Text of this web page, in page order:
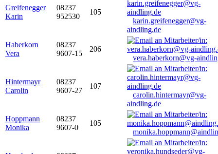
Greifenegger
Karin
08237
952530
105
karin.greifenegger@vg-
aindling.de
Haberkorn
Vera
08237
9607-15
206
vera.haberkorn@vg-
Hintermayr
Carolin
08237
9607-27
107
carolin.hintermayr@vg-
aindling.de
Hoppmann
Monika
08237
9607-0
105